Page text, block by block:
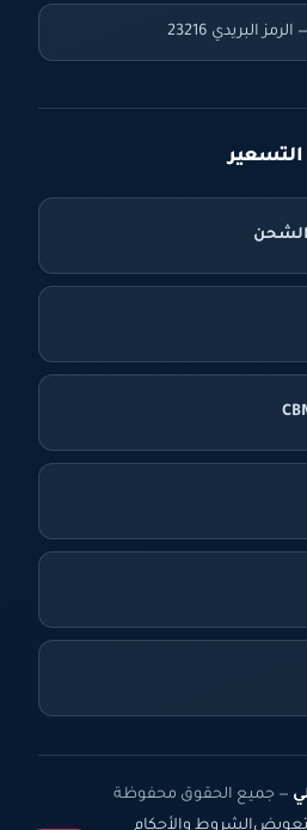
البريدي 23216
— جميع الحقوق محفوظة
الشروط والأحكام